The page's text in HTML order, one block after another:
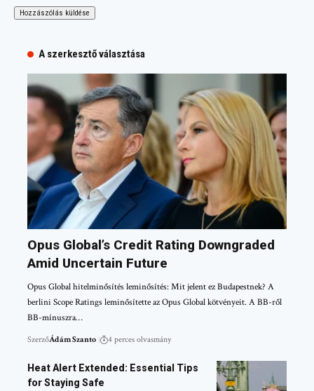
A szerkesztő választása
Opus Global’s Credit Rating Downgraded
Amid Uncertain Future
Opus Global hitelminősítés leminősítés: Mit jelent ez Budapestnek? A
berlini Scope Ratings leminősítette az Opus Global kötvényeit. A BB-ről
BB-mínuszra…
SzerzőÁdám Szanto 4 perces olvasmány
Heat Alert Extended: Essential Tips
for Staying Safe